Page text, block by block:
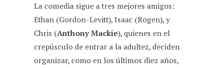
La comedia sigue a tres mejores amigos:
Ethan (Gordon-Levitt), Isaac (Rogen), y
Chris (Anthony Mackie), quienes en el
crepúsculo de entrar a la adultez, deciden
organizar, como en los últimos diez años,